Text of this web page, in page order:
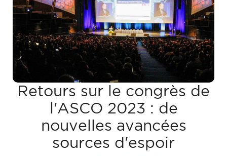
Retours sur le congrès de
l'ASCO 2023 : de
nouvelles avancées
sources d'espoir